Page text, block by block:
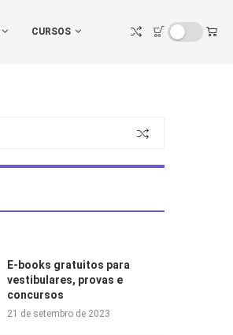
CURSOS
E-books gratuitos para
vestibulares, provas e
concursos
21 de setembro de 2023